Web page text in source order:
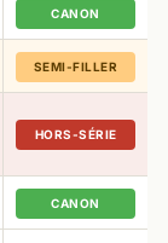
CANON
SEMI-FILLER
HORS-SÉRIE
CANON